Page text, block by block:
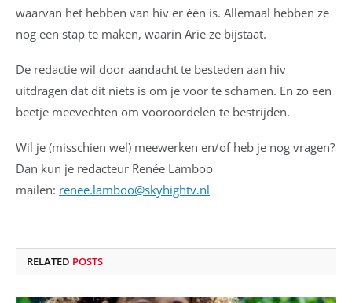
waarvan het hebben van hiv er één is. Allemaal hebben ze
nog een stap te maken, waarin Arie ze bijstaat.
De redactie wil door aandacht te besteden aan hiv
uitdragen dat dit niets is om je voor te schamen. En zo een
beetje meevechten om vooroordelen te bestrijden.
Wil je (misschien wel) meewerken en/of heb je nog vragen?
Dan kun je redacteur Renée Lamboo
mailen: renee.lamboo@skyhightv.nl
RELATED POSTS